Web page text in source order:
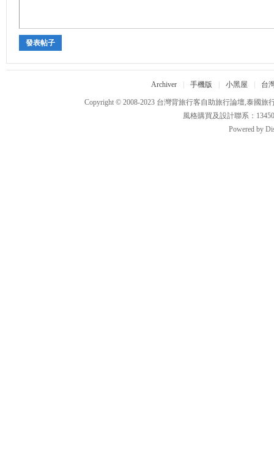
行
發表帖子
Archiver 手機版 小黑屋 台
Copyright © 2008-2023 台灣背旅行客自助旅行論壇,泰國旅
風格購買及設計聯系：
Powered by